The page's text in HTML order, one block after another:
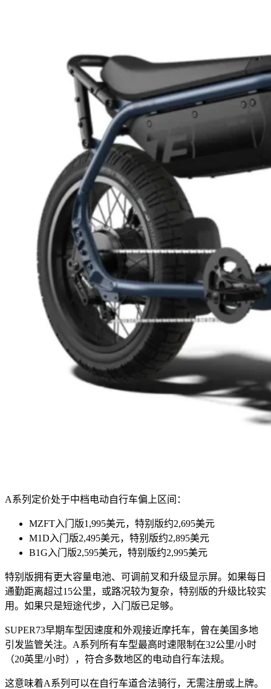
A系列定价处于中档电动自行车偏上区间：
MZFT入门版1,995美元，特别版约2,695美元
M1D入门版2,495美元，特别版约2,895美元
B1G入门版2,595美元，特别版约2,995美元
特别版拥有更大容量电池、可调前叉和升级显示屏。如果每日
通勤距离超过15公里，或路况较为复杂，特别版的升级比较实
用。如果只是短途代步，入门版已足够。
SUPER73早期车型因速度和外观接近摩托车，曾在美国多地
引发监管关注。A系列所有车型最高时速限制在32公里/小时
（20英里/小时），符合多数地区的电动自行车法规。
这意味着A系列可以在自行车道合法骑行，无需注册或上牌。